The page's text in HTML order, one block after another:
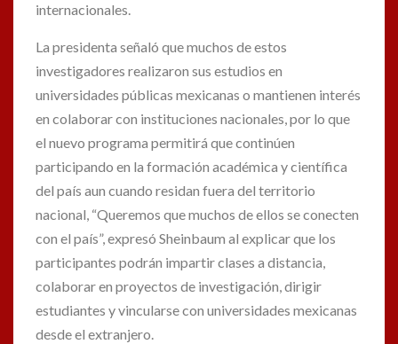
internacionales.
La presidenta señaló que muchos de estos
investigadores realizaron sus estudios en
universidades públicas mexicanas o mantienen interés
en colaborar con instituciones nacionales, por lo que
el nuevo programa permitirá que continúen
participando en la formación académica y científica
del país aun cuando residan fuera del territorio
nacional, “Queremos que muchos de ellos se conecten
con el país”, expresó Sheinbaum al explicar que los
participantes podrán impartir clases a distancia,
colaborar en proyectos de investigación, dirigir
estudiantes y vincularse con universidades mexicanas
desde el extranjero.